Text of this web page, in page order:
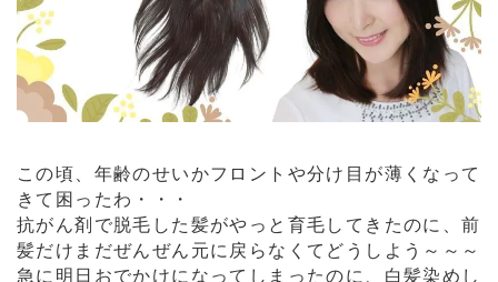
この頃、年齢のせいかフロントや分け目が薄くなって
きて困ったわ・・・
抗がん剤で脱毛した髪がやっと育毛してきたのに、前
髪だけまだぜんぜん元に戻らなくてどうしよう～～～
急に明日おでかけになってしまったのに、白髪染めし